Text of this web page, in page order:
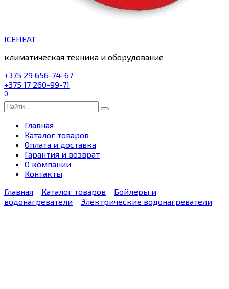
ICEHEAT
климатическая техника и оборудование
+375 29 656-74-67
+375 17 260-99-71
0
Search
for:
Главная
Каталог товаров
Оплата и доставка
Гарантия и возврат
О компании
Контакты
Главная
Каталог товаров
Бойлеры и
водонагреватели
Электрические водонагреватели